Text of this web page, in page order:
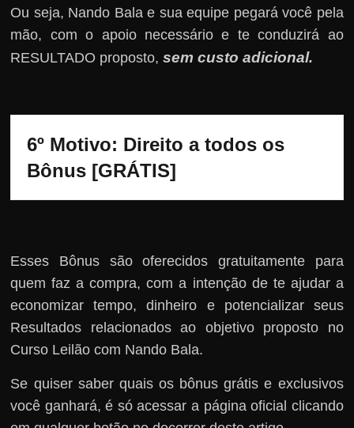
Ou seja, Nando Bala e sua equipe pegará você pela
mão, com o apoio necessário e te conduzirá ao
RESULTADO proposto,sem custo adicional.
6º Motivo: Direito a todos os
Bônus [GRÁTIS]
Esses Bônus são oferecidos gratuitamente para
quem faz a compra, com a intenção de te ajudar a
economizar tempo, dinheiro e potencializar seus
Resultados relacionados ao objetivo proposto no
Curso Leilão com Nando Bala.
Se quiser saber quais os bônus grátis e exclusivos
você ganhará, é só acessar a página oficial clicando